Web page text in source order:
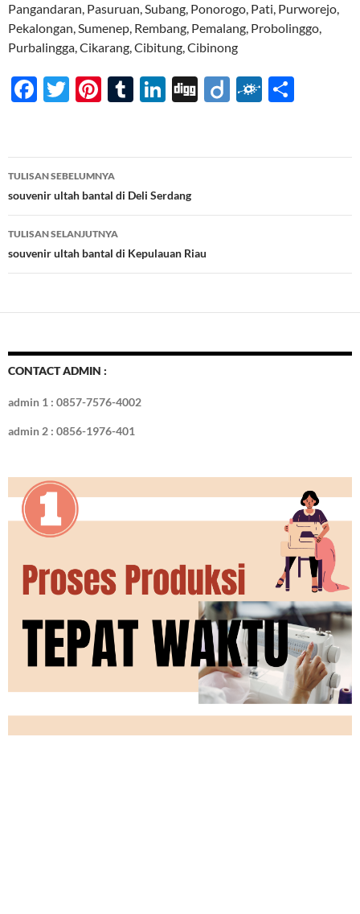
Pangandaran, Pasuruan, Subang, Ponorogo, Pati, Purworejo,
Pekalongan, Sumenep, Rembang, Pemalang, Probolinggo,
Purbalingga, Cikarang, Cibitung, Cibinong
F
b
o
o
k
T
er
Pi
es
t
T
bl
r
Li
e
dI
n
Di Di F
d e
Navigasi
Tulisan
TULISAN SEBELUMNYA
souvenir ultah bantal di Deli Serdang
TULISAN SELANJUTNYA
souvenir ultah bantal di Kepulauan Riau
CONTACT ADMIN :
admin 1 : 0857-7576-4002
admin 2 : 0856-1976-401